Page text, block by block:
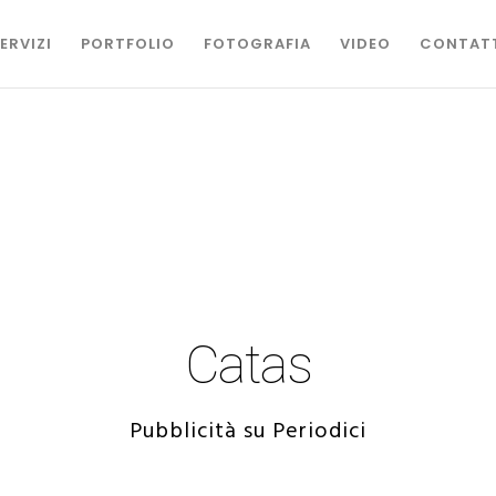
PORTFOLIO FOTOGRAFIA VIDEO
Catas
Pubblicità su Periodici